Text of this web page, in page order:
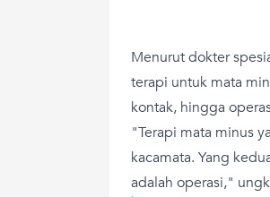
Menurut dokter
terapi untuk mata
kontak, hingga
"Terapi mata minus
kacamata. Yang
adalah operasi,"